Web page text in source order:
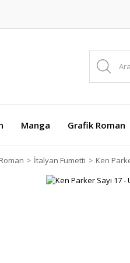
Manga Grafik Roman
İtalyan Fumetti Ken